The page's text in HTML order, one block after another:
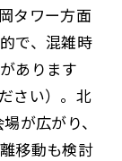
タワー方面
で、混雑時
あります
さい）。北
が広がり、
移動も検討